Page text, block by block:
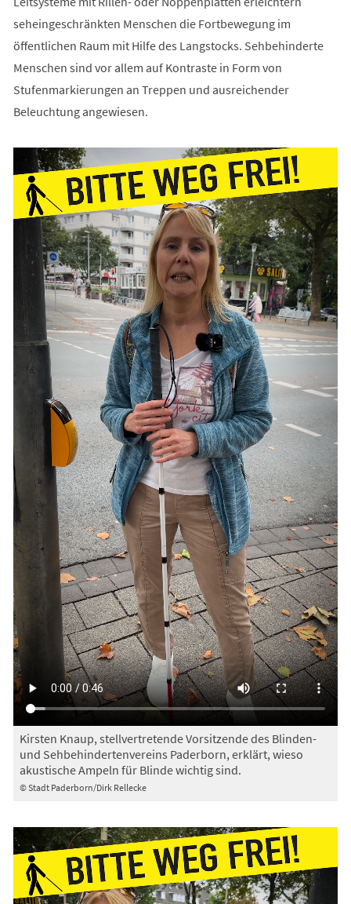
seheingeschränkten Menschen die Fortbewegung im
öffentlichen Raum mit Hilfe des Langstocks. Sehbehinderte
Menschen sind vor allem auf Kontraste in Form von
Stufenmarkierungen an Treppen und ausreichender
Beleuchtung angewiesen.
© Stadt Paderborn/Dirk Rellecke
Kirsten Knaup, stellvertretende Vorsitzende des Blinden-
und Sehbehindertenvereins Paderborn, erklärt, wieso
akustische Ampeln für Blinde wichtig sind.